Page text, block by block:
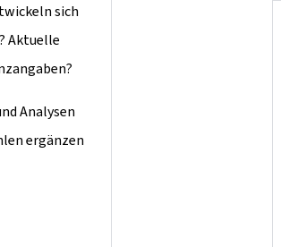
sich
Aktuelle
Analysen
ergänzen